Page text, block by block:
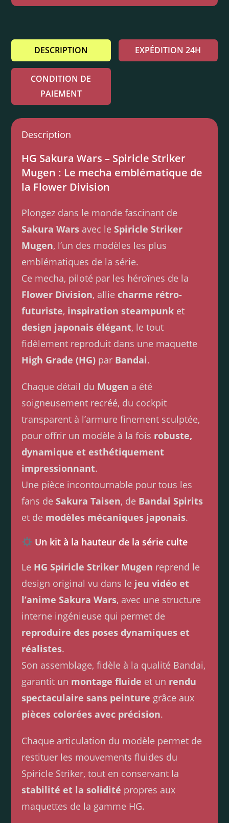
DESCRIPTION EXPÉDITION 24H
CONDITION DE
PAIEMENT
Description
HG Sakura Wars – Spiricle Striker
Mugen : Le mecha emblématique de
la Flower Division
Plongez dans le monde fascinant de
Sakura Wars avec leSpiricle Striker
Mugen, l’un des modèles les plus
emblématiques de la série.
Ce mecha, piloté par les héroïnes de la
Flower Division, alliecharme rétro-
futuriste, inspiration steampunk et
design japonais élégant, le tout
fidèlement reproduit dans une maquette
High Grade (HG) par Bandai.
Chaque détail du Mugen a été
soigneusement recréé, du cockpit
transparent à l’armure finement sculptée,
pour offrir un modèle à la fois robuste,
dynamique et esthétiquement
impressionnant.
Une pièce incontournable pour tous les
fans deSakura Taisen, de Bandai Spirits
et de modèles mécaniques japonais.
Un kit à la hauteur de la série culte
Le HG Spiricle Striker Mugen reprend le
design original vu dans le jeu vidéo et
l’anime Sakura Wars, avec une structure
interne ingénieuse qui permet de
reproduire des poses dynamiques et
réalistes.
Son assemblage, fidèle à la qualité Bandai,
garantit un montage fluide et un rendu
spectaculaire sans peinture grâce aux
pièces colorées avec précision.
Chaque articulation du modèle permet de
restituer les mouvements fluides du
Spiricle Striker, tout en conservant la
stabilité et la solidité propres aux
maquettes de la gamme HG.